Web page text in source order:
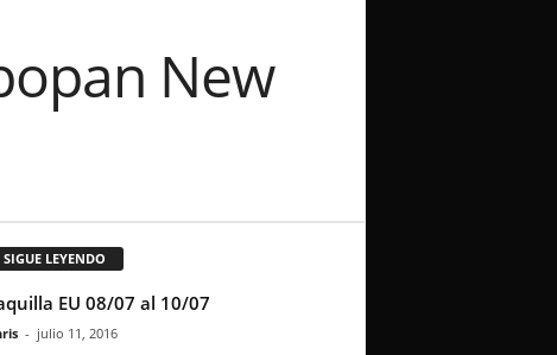
New
SIGUE LEYENDO
EU 08/07 al 10/07
- julio 11, 2016